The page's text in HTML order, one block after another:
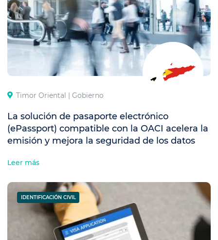
Timor Oriental | Gobierno
La solución de pasaporte electrónico
(ePassport) compatible con la OACI acelera la
emisión y mejora la seguridad de los datos
Leer más
IDENTIFICACIÓN CIVIL